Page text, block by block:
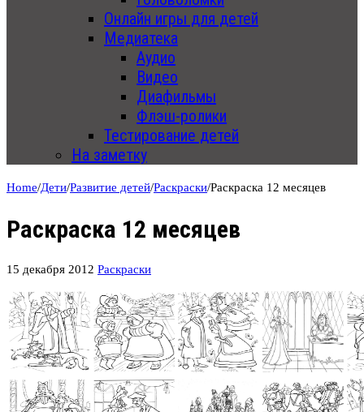
Онлайн игры для детей
Медиатека
Аудио
Видео
Диафильмы
Флэш-ролики
Тестирование детей
На заметку
Home/Дети/Развитие детей/Раскраски/Раскраска 12 месяцев
Раскраска 12 месяцев
15 декабря 2012 Раскраски